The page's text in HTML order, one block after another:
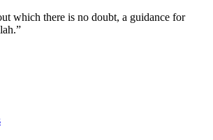
which there is no doubt, a guidance for
”